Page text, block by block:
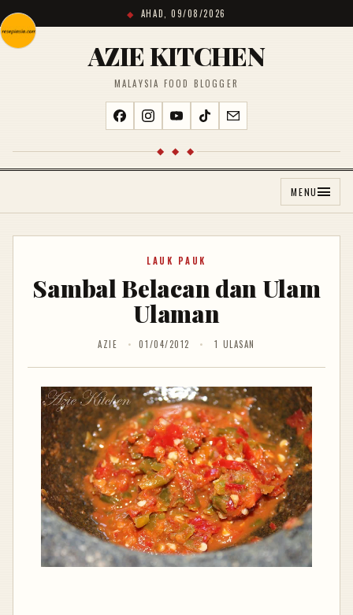
AHAD, 09/08/2026
AZIE KITCHEN
MALAYSIA FOOD BLOGGER
◆ ◆ ◆
MENU
LAUK PAUK
Sambal Belacan dan Ulam
Ulaman
AZIE 01/04/2012 1 ULASAN